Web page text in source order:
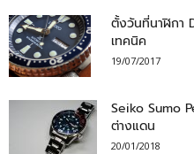
ตั้งวันที่นาฬิกา
เทคนิค
19/07/2017
Seiko Sumo
ต่างแดน
20/01/2018